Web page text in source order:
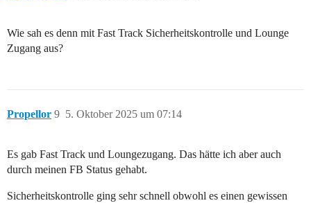
Wie sah es denn mit Fast Track Sicherheitskontrolle und Lounge
Zugang aus?
Propellor 5. Oktober 2025 um 07:14
9
Es gab Fast Track und Loungezugang. Das hätte ich aber auch
durch meinen FB Status gehabt.
Sicherheitskontrolle ging sehr schnell obwohl es einen gewissen